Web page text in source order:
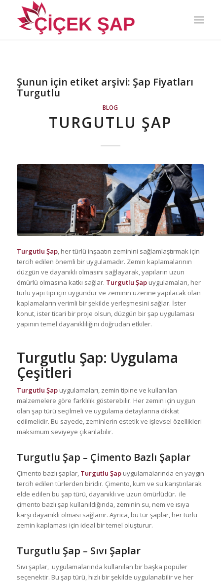
Şunun için etiket arşivi: Şap Fiyatları
Turgutlu
BLOG
TURGUTLU ŞAP
Turgutlu Şap, her türlü inşaatın zeminini sağlamlaştırmak için
tercih edilen önemli bir uygulamadır. Zemin kaplamalarının
düzgün ve dayanıklı olmasını sağlayarak, yapıların uzun
ömürlü olmasına katkı sağlar. Turgutlu Şapuygulamaları, her
türlü yapı tipi için uygundur ve zeminin üzerine yapılacak olan
kaplamaların verimli bir şekilde yerleşmesini sağlar. İster
konut, ister ticari bir proje olsun, düzgün bir şap uygulaması
yapının temel dayanıklılığını doğrudan etkiler.
Turgutlu Şap: Uygulama
Çeşitleri
Turgutlu Şapuygulamaları, zemin tipine ve kullanılan
malzemelere göre farklılık gösterebilir. Her zemin için uygun
olan şap türü seçilmeli ve uygulama detaylarına dikkat
edilmelidir. Bu sayede, zeminlerin estetik ve işlevsel özellikleri
maksimum seviyeye çıkarılabilir.
Turgutlu Şap – Çimento Bazlı Şaplar
Çimento bazlı şaplar, Turgutlu Şapuygulamalarında en yaygın
tercih edilen türlerden biridir. Çimento, kum ve su karıştırılarak
elde edilen bu şap türü, dayanıklı ve uzun ömürlüdür. ile
çimento bazlı şap kullanıldığında, zeminin su, nem ve ısıya
karşı dayanıklı olması sağlanır. Ayrıca, bu tür şaplar, her türlü
zemin kaplaması için ideal bir temel oluşturur.
Turgutlu Şap – Sıvı Şaplar
Sıvı şaplar, uygulamalarında kullanılan bir başka popüler
seçenektir. Bu şap türü, hızlı bir şekilde uygulanabilir ve her